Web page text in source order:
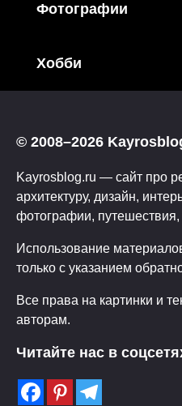
Фотографии
Хобби
© 2008–2026
Kayrosblog.ru — сайт про
архитектуру, дизайн,
фотографии, путешествия,
Использование
только с указанием
Все права на картинки и
авторам.
Читайте нас в